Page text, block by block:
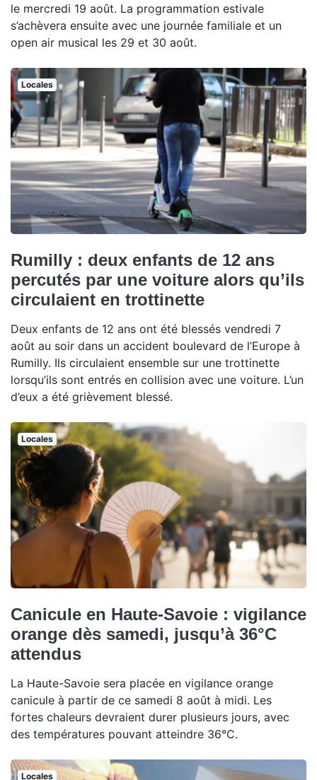
le mercredi 19 août. La programmation estivale
s’achèvera ensuite avec une journée familiale et un
open air musical les 29 et 30 août.
Locales
Rumilly : deux enfants de 12 ans
percutés par une voiture alors qu’ils
circulaient en trottinette
Deux enfants de 12 ans ont été blessés vendredi 7
août au soir dans un accident boulevard de l’Europe à
Rumilly. Ils circulaient ensemble sur une trottinette
lorsqu’ils sont entrés en collision avec une voiture. L’un
d’eux a été grièvement blessé.
Locales
Canicule en Haute-Savoie : vigilance
orange dès samedi, jusqu’à 36°C
attendus
La Haute-Savoie sera placée en vigilance orange
canicule à partir de ce samedi 8 août à midi. Les
fortes chaleurs devraient durer plusieurs jours, avec
des températures pouvant atteindre 36°C.
Locales